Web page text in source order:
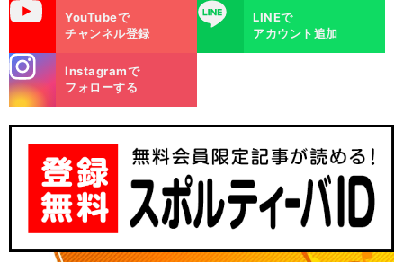
YouTubeで
チャンネル登録
LINE
LINEで
アカウント追加
m
Instagramで
フォローする